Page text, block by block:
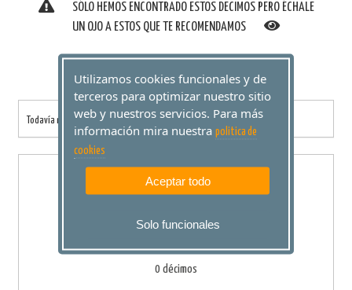
SÓLO HEMOS ENCONTRADO ESTOS DECIMOS PERO ÉCHALE
UN OJO A ESTOS QUE TE RECOMENDAMOS
Todavía no has añadido ningún décimo a tu compra.
IMPORTE TOTAL(I.V.A. incluido)
0,00 €
0 décimos
Utilizamos cookies funcionales y de
terceros para optimizar nuestro sitio
web y nuestros servicios. Para más
información mira nuestra politica de
cookies
Aceptar todo
Solo funcionales